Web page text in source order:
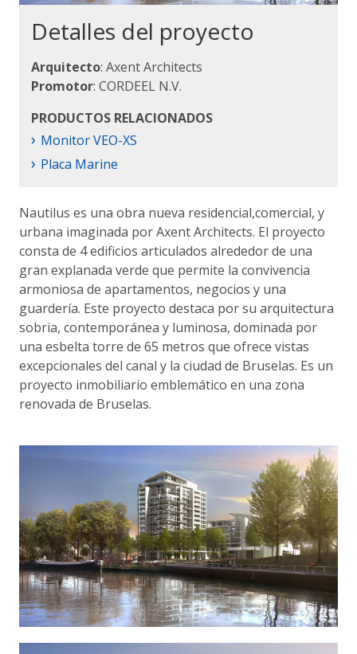
Detalles del proyecto
Arquitecto: Axent Architects
Promotor: CORDEEL N.V.
PRODUCTOS RELACIONADOS
› Monitor VEO-XS
› Placa Marine
Nautilus es una obra nueva residencial,comercial, y
urbana imaginada por Axent Architects. El proyecto
consta de 4 edificios articulados alrededor de una
gran explanada verde que permite la convivencia
armoniosa de apartamentos, negocios y una
guardería. Este proyecto destaca por su arquitectura
sobria, contemporánea y luminosa, dominada por
una esbelta torre de 65 metros que ofrece vistas
excepcionales del canal y la ciudad de Bruselas. Es un
proyecto inmobiliario emblemático en una zona
renovada de Bruselas.